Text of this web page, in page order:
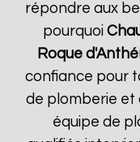
répondre aux
pourquoi
Roque
confiance pour
de plomberie et
équipe de